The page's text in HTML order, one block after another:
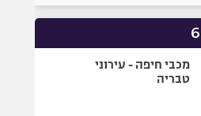
מכבי חיפה - עירוני
טבריה